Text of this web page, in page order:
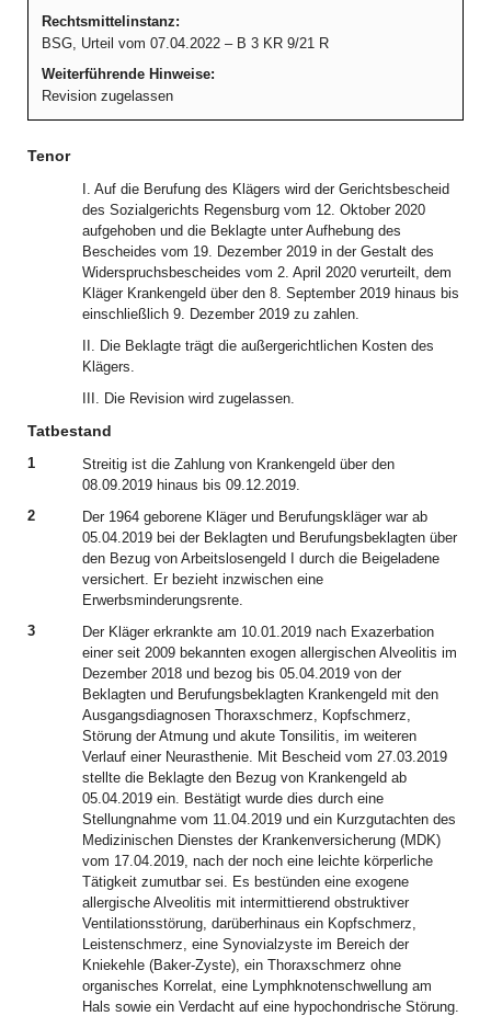
Rechtsmittelinstanz:
BSG, Urteil vom 07.04.2022 – B 3 KR 9/21 R
Weiterführende Hinweise:
Revision zugelassen
Tenor
I. Auf die Berufung des Klägers wird der Gerichtsbescheid
des Sozialgerichts Regensburg vom 12. Oktober 2020
aufgehoben und die Beklagte unter Aufhebung des
Bescheides vom 19. Dezember 2019 in der Gestalt des
Widerspruchsbescheides vom 2. April 2020 verurteilt, dem
Kläger Krankengeld über den 8. September 2019 hinaus bis
einschließlich 9. Dezember 2019 zu zahlen.
II. Die Beklagte trägt die außergerichtlichen Kosten des
Klägers.
III. Die Revision wird zugelassen.
Tatbestand
1
Streitig ist die Zahlung von Krankengeld über den
08.09.2019 hinaus bis 09.12.2019.
2
Der 1964 geborene Kläger und Berufungskläger war ab
05.04.2019 bei der Beklagten und Berufungsbeklagten über
den Bezug von Arbeitslosengeld I durch die Beigeladene
versichert. Er bezieht inzwischen eine
Erwerbsminderungsrente.
3
Der Kläger erkrankte am 10.01.2019 nach Exazerbation
einer seit 2009 bekannten exogen allergischen Alveolitis im
Dezember 2018 und bezog bis 05.04.2019 von der
Beklagten und Berufungsbeklagten Krankengeld mit den
Ausgangsdiagnosen Thoraxschmerz, Kopfschmerz,
Störung der Atmung und akute Tonsilitis, im weiteren
Verlauf einer Neurasthenie. Mit Bescheid vom 27.03.2019
stellte die Beklagte den Bezug von Krankengeld ab
05.04.2019 ein. Bestätigt wurde dies durch eine
Stellungnahme vom 11.04.2019 und ein Kurzgutachten des
Medizinischen Dienstes der Krankenversicherung (MDK)
vom 17.04.2019, nach der noch eine leichte körperliche
Tätigkeit zumutbar sei. Es bestünden eine exogene
allergische Alveolitis mit intermittierend obstruktiver
Ventilationsstörung, darüberhinaus ein Kopfschmerz,
Leistenschmerz, eine Synovialzyste im Bereich der
Kniekehle (Baker-Zyste), ein Thoraxschmerz ohne
organisches Korrelat, eine Lymphknotenschwellung am
Hals sowie ein Verdacht auf eine hypochondrische Störung.